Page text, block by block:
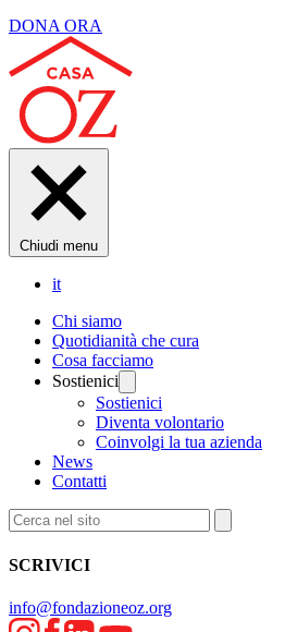
DONA ORA
Chiudi menu
it
Chi siamo
Quotidianità che cura
Cosa facciamo
Sostienici
Sostienici
Diventa volontario
Coinvolgi la tua azienda
News
Contatti
SCRIVICI
info@fondazioneoz.org